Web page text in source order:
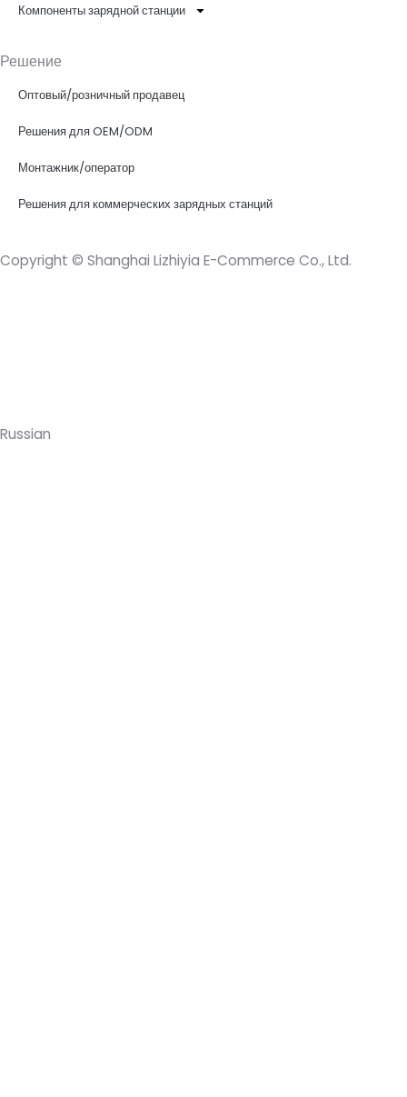
Компоненты зарядной станции
Решение
Оптовый/розничный продавец
Решения для OEM/ODM
Монтажник/оператор
Решения для коммерческих зарядных станций
Copyright © Shanghai Lizhiyia E-Commerce Co., Ltd.
Russian